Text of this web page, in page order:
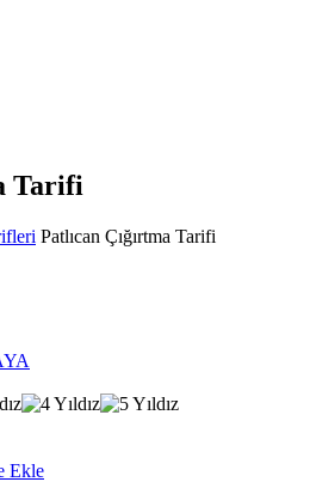
Tarifi
Patlıcan Çığırtma Tarifi
Ekle